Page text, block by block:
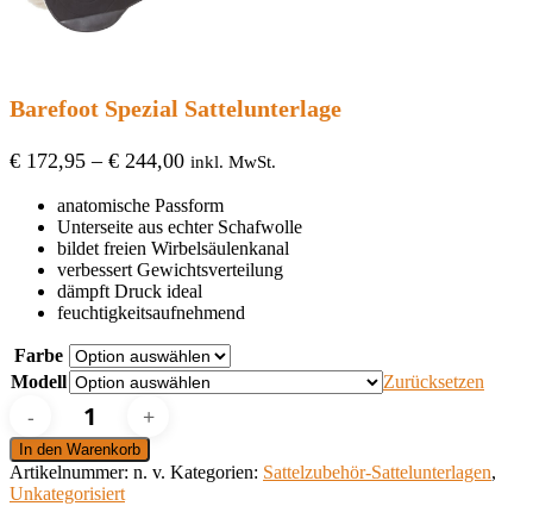
Barefoot Spezial Sattelunterlage
€ 172,95 – € 244,00Preisspanne:
bis
€ 244,00
inkl. MwSt.
anatomische Passform
Unterseite aus echter Schafwolle
bildet freien Wirbelsäulenkanal
verbessert Gewichtsverteilung
dämpft Druck ideal
feuchtigkeitsaufnehmend
Farbe
Modell
Zurücksetzen
Barefoot
Spezial
Sattelunterlage
Menge
In den Warenkorb
Artikelnummer: n. v. Kategorien: Sattelzubehör-Sattelunterlagen,
Unkategorisiert